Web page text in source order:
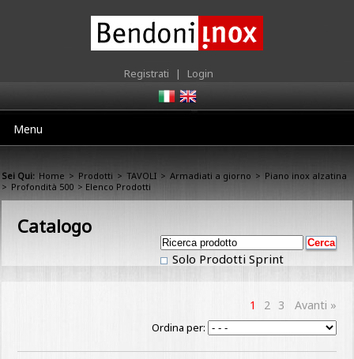
Registrati | Login
Menu
Sei Qui: Home > Prodotti > TAVOLI > Armadiati a giorno > Piano inox alzatina
> Profondità 500 > Elenco Prodotti
Catalogo
Solo Prodotti Sprint
1 2 3 Avanti »
Ordina per: